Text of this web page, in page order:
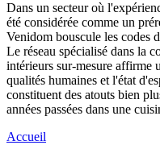
Dans un secteur où
été considérée comme un
Venidom bouscule les codes
Le réseau spécialisé dans la
intérieurs sur-mesure affirme
qualités humaines et l'état
constituent des atouts bien
années passées dans une
Accueil